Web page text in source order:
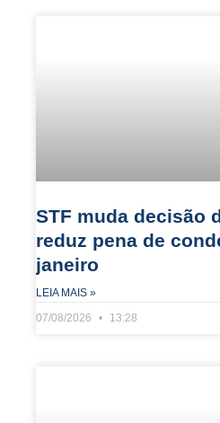
STF muda decisão
reduz pena de
janeiro
LEIA MAIS »
07/08/2026
13:28